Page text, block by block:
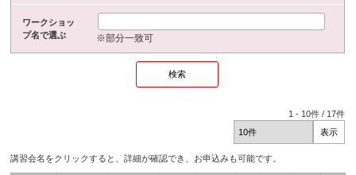
ワークショッ
プ名で選ぶ
※部分一致可
1 - 10件 / 17件
講習会名をクリックすると、詳細が確認でき、お申込みも可能です。